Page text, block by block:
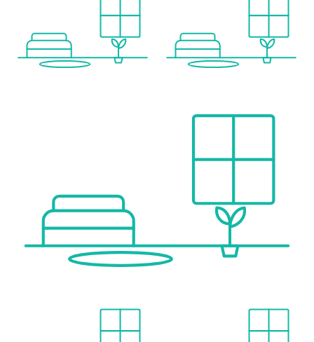
Bus <100m
U-Bahn <975m
Straßenbahn <200m
Angaben Entfernung Luftlinie / Quelle: OpenStreetMap